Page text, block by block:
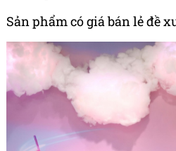
Sản phẩm có giá bán lẻ đề